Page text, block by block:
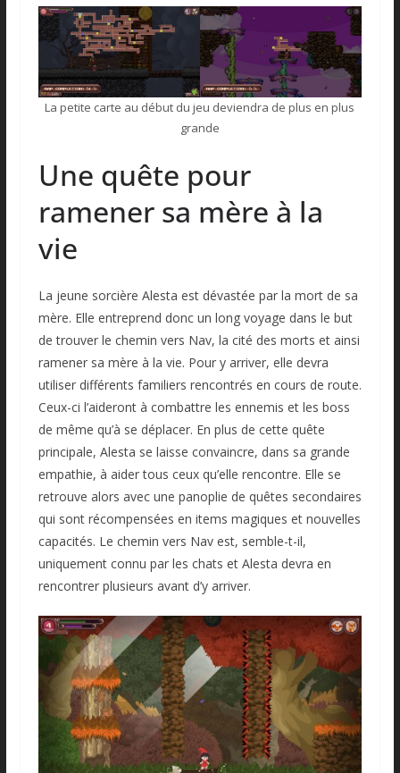
La petite carte au début du jeu deviendra de plus en plus
grande
Une quête pour
ramener sa mère à la
vie
La jeune sorcière Alesta est dévastée par la mort de sa
mère. Elle entreprend donc un long voyage dans le but
de trouver le chemin vers Nav, la cité des morts et ainsi
ramener sa mère à la vie. Pour y arriver, elle devra
utiliser différents familiers rencontrés en cours de route.
Ceux-ci l’aideront à combattre les ennemis et les boss
de même qu’à se déplacer. En plus de cette quête
principale, Alesta se laisse convaincre, dans sa grande
empathie, à aider tous ceux qu’elle rencontre. Elle se
retrouve alors avec une panoplie de quêtes secondaires
qui sont récompensées en items magiques et nouvelles
capacités. Le chemin vers Nav est, semble-t-il,
uniquement connu par les chats et Alesta devra en
rencontrer plusieurs avant d’y arriver.